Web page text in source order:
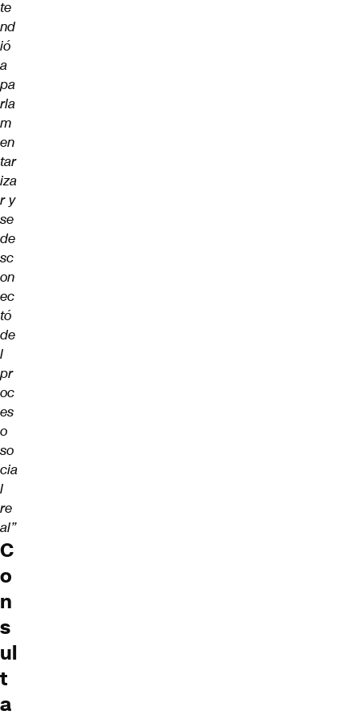
te
nd
ió
a
pa
rla
m
en
tar
iza
r y
se
de
sc
on
ec
tó
de
l
pr
oc
es
o
so
cia
l
re
al”
C
o
n
s
ul
t
a